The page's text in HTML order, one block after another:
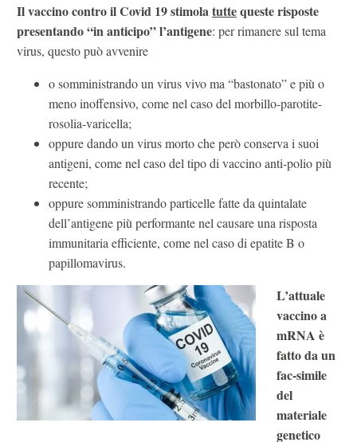
Il vaccino contro il Covid 19 stimolatuttequeste risposte
presentando “in anticipo” l’antigene: per rimanere sul tema
virus, questo può avvenire
o somministrando un virus vivo ma “bastonato” e più o
meno inoffensivo, come nel caso del morbillo-parotite-
rosolia-varicella;
oppure dando un virus morto che però conserva i suoi
antigeni, come nel caso del tipo di vaccino anti-polio più
recente;
oppure somministrando particelle fatte da quintalate
dell’antigene più performante nel causare una risposta
immunitaria efficiente, come nel caso di epatite B o
papillomavirus.
L’attuale
vaccino a
mRNA è
fatto da un
fac-simile
del
materiale
genetico